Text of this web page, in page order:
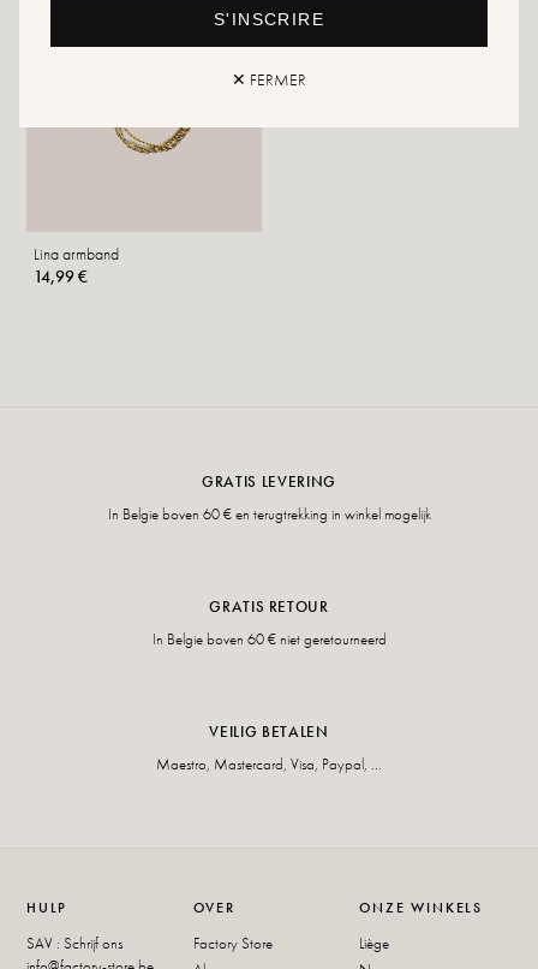
Lina armband
14,99 €
GRATIS LEVERING
In Belgie boven 60 € en terugtrekking in winkel mogelijk
GRATIS RETOUR
In Belgie boven 60 € niet geretourneerd
VEILIG BETALEN
Maestro, Mastercard, Visa, Paypal, ...
HULP
SAV : Schrijf ons
OVER
Factory Store
ONZE WINKELS
Liège
S'INSCRIRE
✕ FERMER